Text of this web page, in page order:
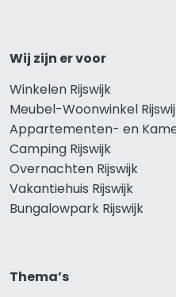
Wij zijn er voor
Winkelen Rijswijk
Meubel-Woonwinkel
Appartementen- en
Camping Rijswijk
Overnachten Rijswijk
Vakantiehuis Rijswijk
Bungalowpark Rijswijk
Thema’s